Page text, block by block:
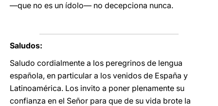
—que no es un ídolo— no decepciona nunca.
Saludos:
Saludo cordialmente a los peregrinos de lengua
española, en particular a los venidos de España y
Latinoamérica. Los invito a poner plenamente su
confianza en el Señor para que de su vida brote la